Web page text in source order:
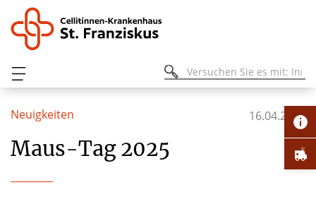
Neuigkeiten 16.04.2025
Maus-Tag 2025